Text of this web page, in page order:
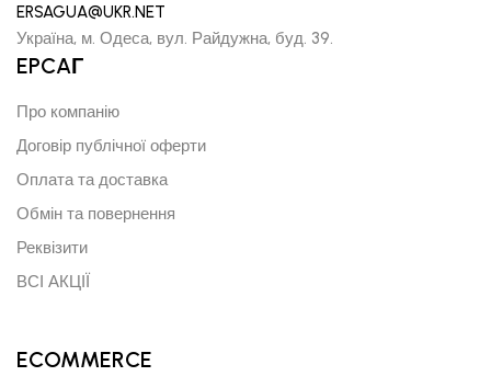
ERSAGUA@UKR.NET
Україна, м. Одеса, вул. Райдужна, буд. 39.
EPCAГ
Про компанію
Договір публічної оферти
Оплата та доставка
Обмін та повернення
Реквізити
ВСІ АКЦІЇ
ECOMMERCE